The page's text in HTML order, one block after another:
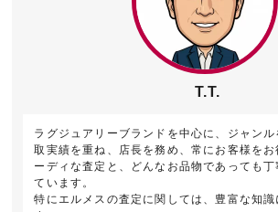
T.T.
ラグジュアリーブランドを中心に、ジャン
取実績を重ね、店長を務め、常にお客様を
ーディな査定と、どんなお品物であっても丁
ています。
特にエルメスの査定に関しては、豊富な知識